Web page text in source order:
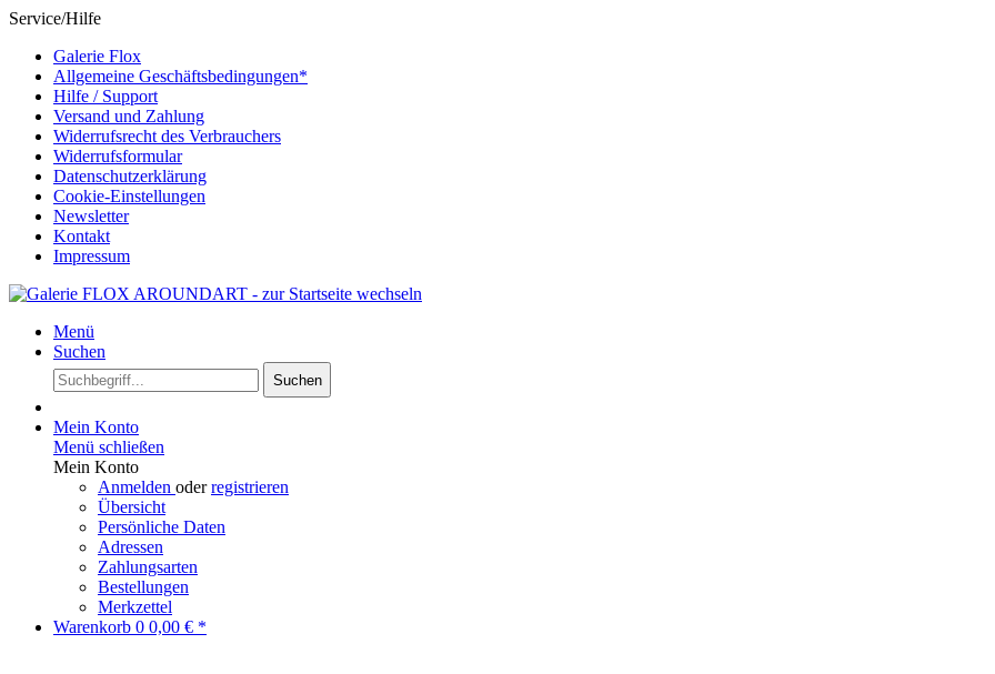
Service/Hilfe
Galerie Flox
Allgemeine Geschäftsbedingungen*
Hilfe / Support
Versand und Zahlung
Widerrufsrecht des Verbrauchers
Widerrufsformular
Datenschutzerklärung
Cookie-Einstellungen
Newsletter
Kontakt
Impressum
Menü
Suchen
Suchen
Mein Konto
Menü schließen
Mein Konto
Anmelden oderregistrieren
Übersicht
Persönliche Daten
Adressen
Zahlungsarten
Bestellungen
Merkzettel
Warenkorb 0 0,00 € *